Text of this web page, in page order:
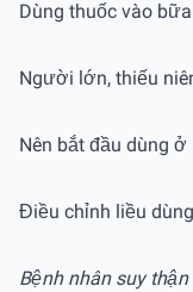
Dùng thuốc vào
Người lớn, thiếu
Nên bắt đầu dùng
Điều chỉnh liều
Bệnh nhân suy thận